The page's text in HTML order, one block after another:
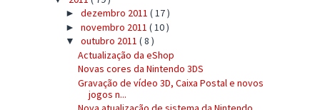
► dezembro 2011 ( 17 )
► novembro 2011 ( 10 )
▼ outubro 2011 ( 8 )
Actualização da eShop
Novas cores da Nintendo 3DS
Gravação de vídeo 3D, Caixa Postal e novos
jogos n...